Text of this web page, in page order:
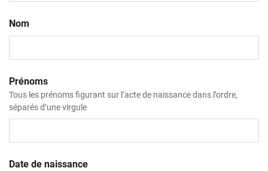
Nom
Prénoms
Tous les prénoms figurant sur l’acte de naissance dans l’ordre,
séparés d’une virgule
Date de naissance